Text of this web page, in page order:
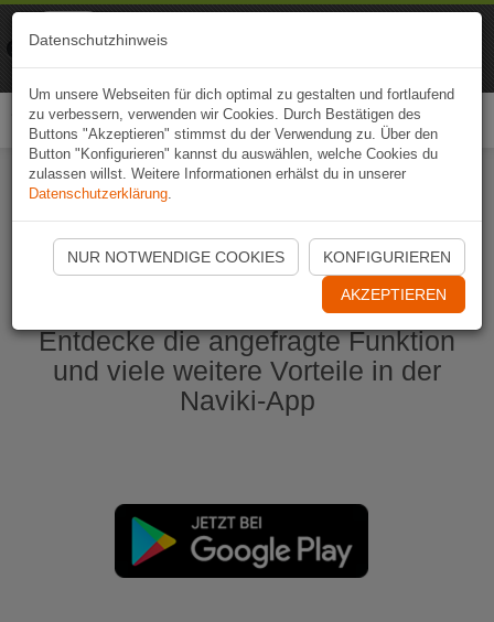
Naviki App jetzt öffnen
Entdecke die angefragte Funktion
und viele weitere Vorteile in der
Naviki-App
Datenschutzhinweis
Um unsere Webseiten für dich optimal zu gestalten und fortlaufend
zu verbessern, verwenden wir Cookies. Durch Bestätigen des
Buttons "Akzeptieren" stimmst du der Verwendung zu. Über den
Button "Konfigurieren" kannst du auswählen, welche Cookies du
zulassen willst. Weitere Informationen erhälst du in unserer
Datenschutzerklärung.
NUR NOTWENDIGE COOKIES KONFIGURIEREN
AKZEPTIEREN
Naviki